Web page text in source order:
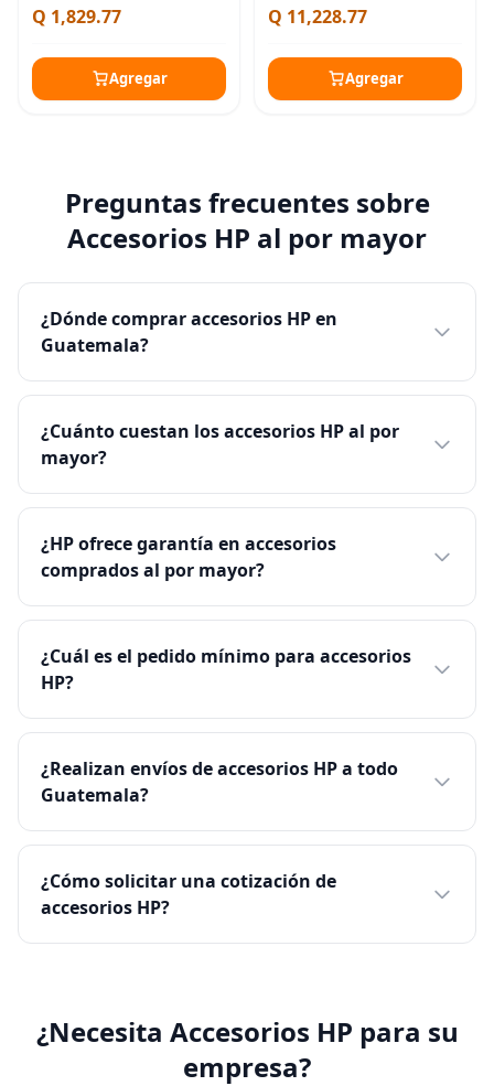
Q 1,829.77
Agregar
(512 GB SSD+1 TB Docking
Q 11,228.77
Agregar
Preguntas frecuentes sobre
Accesorios HP al por mayor
¿Dónde comprar accesorios HP en
Guatemala?
¿Cuánto cuestan los accesorios HP al por
mayor?
¿HP ofrece garantía en accesorios
comprados al por mayor?
¿Cuál es el pedido mínimo para accesorios
HP?
¿Realizan envíos de accesorios HP a todo
Guatemala?
¿Cómo solicitar una cotización de
accesorios HP?
¿Necesita Accesorios HP para su
empresa?